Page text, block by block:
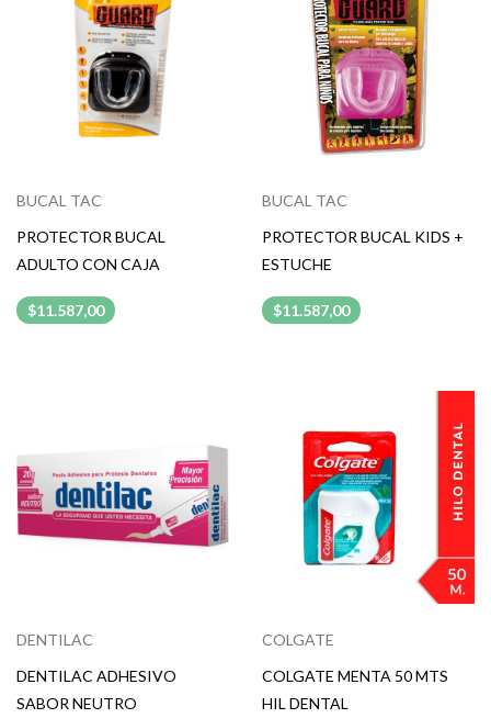
BUCAL TAC
PROTECTOR BUCAL
ADULTO CON CAJA
$11.587,00
BUCAL TAC
PROTECTOR BUCAL KIDS +
ESTUCHE
$11.587,00
DENTILAC
DENTILAC ADHESIVO
SABOR NEUTRO
COLGATE
COLGATE MENTA 50 MTS
HIL DENTAL